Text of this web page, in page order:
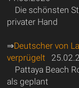
Die schönsten
privater Hand
⇒Deutscher von
verprügelt
Pattaya Beach
als geplant